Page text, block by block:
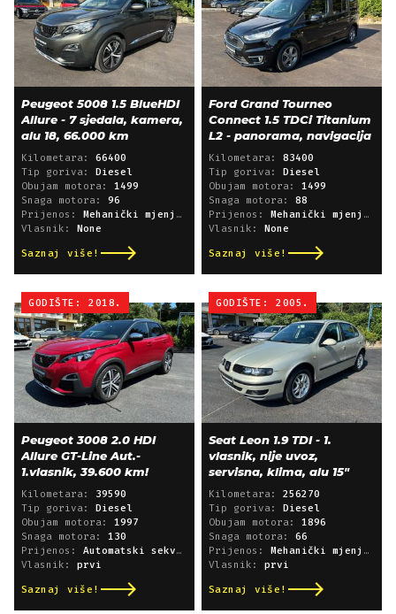
Peugeot 5008 1.5 BlueHDI
Allure - 7 sjedala, kamera,
alu 18, 66.000 km
Kilometara: 66400
Tip goriva:
Diesel
Obujam motora: 1499
Snaga motora: 96
Prijenos:
Mehanički mjenjač
Vlasnik:
None
Saznaj više!
Ford Grand Tourneo
Connect 1.5 TDCi Titanium
L2 - panorama, navigacija
Kilometara: 83400
Tip goriva:
Diesel
Obujam motora: 1499
Snaga motora: 88
Prijenos:
Mehanički mjenjač
Vlasnik:
None
Saznaj više!
GODIŠTE: 2018.
Peugeot 3008 2.0 HDI
Allure GT-Line Aut.-
1.vlasnik, 39.600 km!
Kilometara: 39590
Tip goriva:
Diesel
Obujam motora: 1997
Snaga motora: 130
Prijenos: Automatski sekvencijski
Vlasnik: prvi
Saznaj više!
GODIŠTE: 2005.
Seat Leon 1.9 TDI - 1.
vlasnik, nije uvoz,
servisna, klima, alu 15"
Kilometara: 256270
Tip goriva:
Diesel
Obujam motora: 1896
Snaga motora: 66
Prijenos:
Mehanički mjenjač
Vlasnik: prvi
Saznaj više!